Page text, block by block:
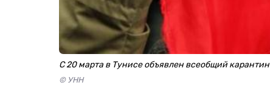
С 20 марта в Тунисе объявлен всеобщий карантин
© УНН